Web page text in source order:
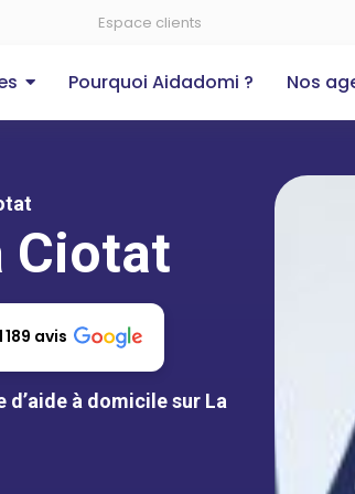
Espace clients
Pourquoi Aidadomi ? Nos
Ciotat
189 avis
à domicile sur La